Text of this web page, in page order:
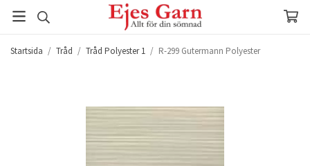
Startsida / Tråd / Tråd Polyester 1 / R-299 Gutermann Polyester